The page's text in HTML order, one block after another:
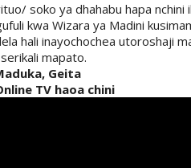
soko ya dhahabu hapa nchini
kwa Wizara ya Madini
hali inayochochea utoroshaji
mapato.
Geita
TV haoa chini